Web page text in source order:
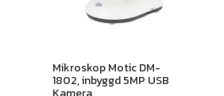
Mikroskop Motic DM-
1802, inbyggd 5MP USB